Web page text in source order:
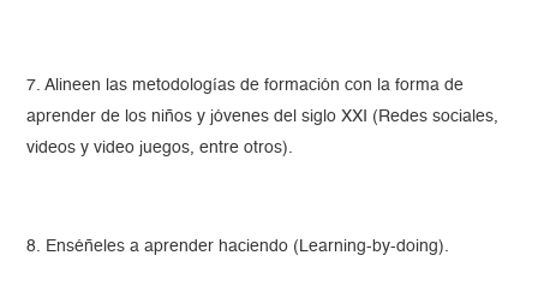
7. Alineen las metodologías de formación con la forma de
aprender de los niños y jóvenes del siglo XXI (Redes sociales,
videos y video juegos, entre otros).
8. Enséñeles a aprender haciendo (Learning-by-doing).